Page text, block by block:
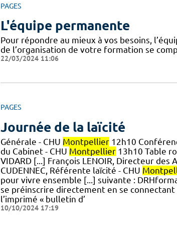
PAGES
L'équipe permanente
Pour répondre au mieux à vos besoins,
de l’organisation de votre formation se
22/03/2024 11:06
PAGES
Journée de la laïcité
Générale - CHU Montpellier12h10
du Cabinet - CHU Montpellier13h10 Table
VIDARD [...] François LENOIR, Directeur
CUDENNEC, Référente laïcité - CHU
pour vivre ensemble [...] suivante :
se préinscrire directement en se connectant
l’imprimé « bulletin d’
10/10/2024 17:19